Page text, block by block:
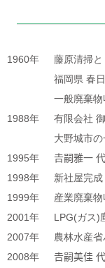
1960年
藤原清掃
福岡県 春
一般廃棄
1988年
有限会社
大野城市
1995年
𠮷嗣雅一
1998年
新社屋完成
1999年
産業廃棄
2001年
LPG(ガス)
2007年
農林水産
2008年
𠮷嗣美佳